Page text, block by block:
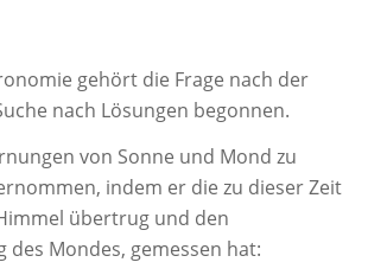
gehört die Frage nach der
nach Lösungen begonnen.
von Sonne und Mond zu
indem er die zu dieser Zeit
übertrug und den
Mondes, gemessen hat: